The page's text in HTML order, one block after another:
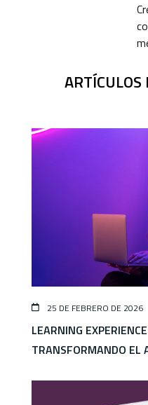
ARTÍCULOS
25 DE FEBRERO DE 2026
LEARNING
TRANSFORMANDO EL